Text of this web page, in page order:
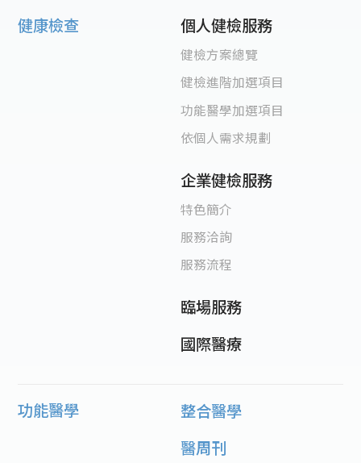
健康檢查 個人健檢服務
健檢方案總覽
健檢進階加選項目
功能醫學加選項目
依個人需求規劃
企業健檢服務
特色簡介
服務洽詢
服務流程
臨場服務
國際醫療
功能醫學
整合醫學
醫周刊